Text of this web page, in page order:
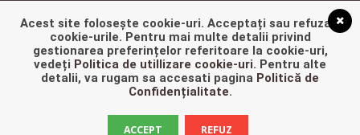
Acest site folosește cookie-uri. Acceptați sau refuzați
cookie-urile. Pentru mai multe detalii privind
gestionarea preferințelor referitoare la cookie-uri,
vedeți Politica de utillizare cookie-uri. Pentru alte
detalii, va rugam sa accesati pagina Politică de
Confidențialitate.
ACCEPT REFUZ